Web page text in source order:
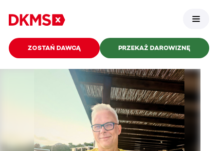
ZOSTAŃ DAWCĄ PRZEKAŻ DAROWIZNĘ